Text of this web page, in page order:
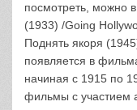
посмотреть, можно
(1933) /Going
Поднять якоря
появляется в
начиная с 1915 по
фильмы с участием